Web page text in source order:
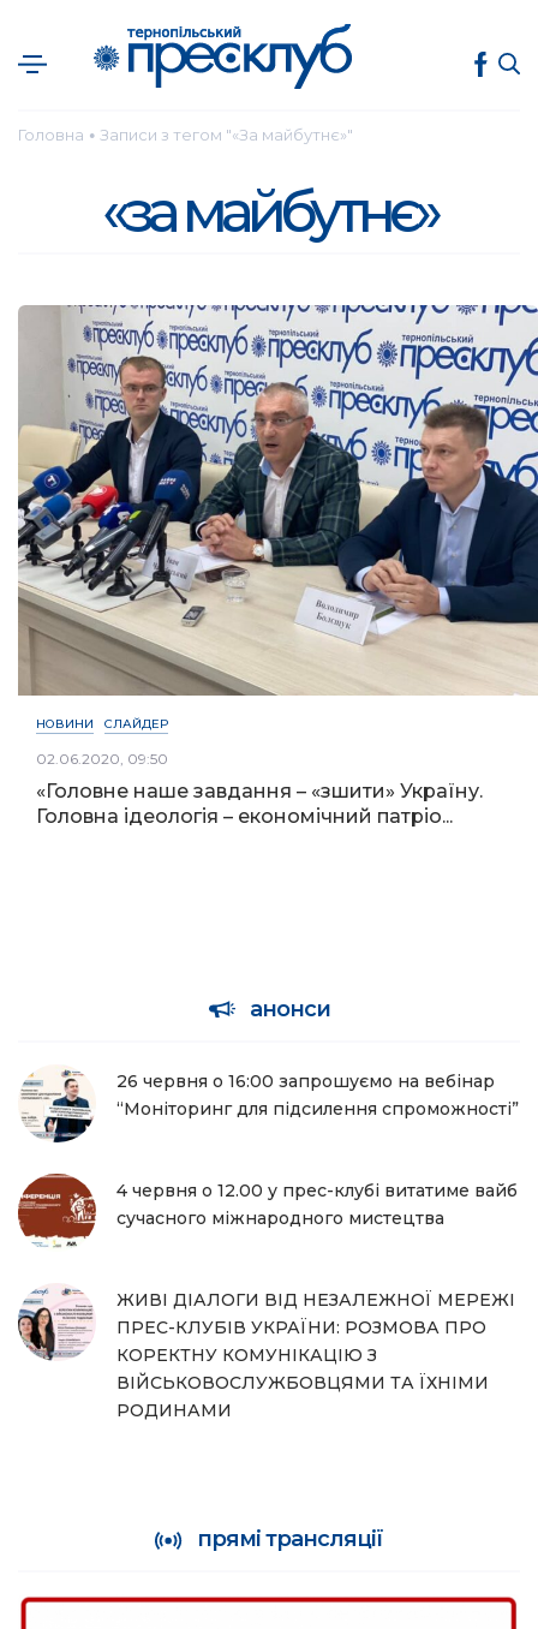
Головна ● Записи з тегом "«За майбутнє»"
«за майбутнє»
НОВИНИ СЛАЙДЕР
02.06.2020, 09:50
«Головне наше завдання – «зшити» Україну.
Головна ідеологія – економічний патріо...
анонси
26 червня о 16:00 запрошуємо на вебінар
“Моніторинг для підсилення спроможності”
4 червня о 12.00 у прес-клубі витатиме вайб
сучасного міжнародного мистецтва
ЖИВІ ДІАЛОГИ ВІД НЕЗАЛЕЖНОЇ МЕРЕЖІ
ПРЕС-КЛУБІВ УКРАЇНИ: РОЗМОВА ПРО
КОРЕКТНУ КОМУНІКАЦІЮ З
ВІЙСЬКОВОСЛУЖБОВЦЯМИ ТА ЇХНІМИ
РОДИНАМИ
прямі трансляції